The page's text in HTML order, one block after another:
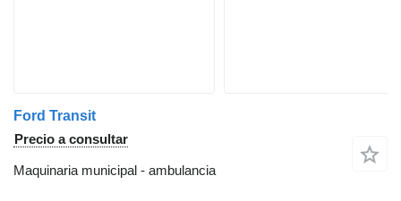
Ford Transit
Precio a consultar
Maquinaria municipal - ambulancia